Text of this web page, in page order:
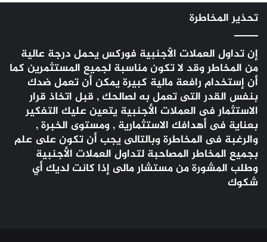
تحذير المخاطرة
إن تداول العملات الأجنبية فوركسيحمل درجة عالية
من المخاطر وقد لا تكون مناسبة لجميع المستثمرين كما
أن إستخدام رافعة مالية كبيرة يمكن أن تعمل ضدك
بنفس القدر التى تعمل به لصالحك , قبل اتخاذ قرار
الاستثمار فى العملات الأجنبية يتعين عليك التفكير
بعناية فى أهدافك الاستثمارية , ومستوى الخبرة ,
والرغبة فى المخاطرة وبالتالى يجب أن تكون على علم
بجميع المخاطر المصاحبة لتداول العملات الأجنبية
وطلب المشورة من مستشار مالى إذا كانت لديك أي
شكوك